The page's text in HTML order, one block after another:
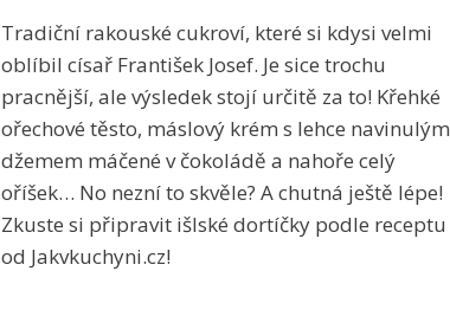
Tradiční rakouské cukroví, které si kdysi velmi
oblíbil císař František Josef. Je sice trochu
pracnější, ale výsledek stojí určitě za to! Křehké
ořechové těsto, máslový krém s lehce navinulým
džemem máčené v čokoládě a nahoře celý
oříšek… No nezní to skvěle? A chutná ještě lépe!
Zkuste si připravit išlské dortíčky podle receptu
od Jakvkuchyni.cz!